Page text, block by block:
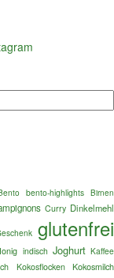
bento-highlights Birnen
Curry Dinkelmehl
glutenfrei
indisch Joghurt Kaffee
Kokosflocken Kokosmilch